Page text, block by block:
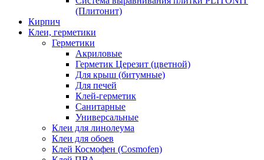
(Плитонит)
Кирпич
Клеи, герметики
Герметики
Акриловые
Герметик Церезит (цветной)
Для крыш (битумные)
Для печей
Клей-герметик
Санитарные
Универсальные
Клеи для линолеума
Клеи для обоев
Клей Космофен (Cosmofen)